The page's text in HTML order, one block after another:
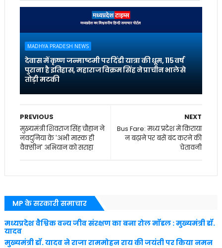
MADHYA PRADESH NEWS
देवास में कृष्ण जन्माष्टमी पर दिंडी यात्रा की धूम, 115 वर्ष
पुराना है इतिहास, महाराज विक्रम सिंह ने प्राचीन भाले से
तोड़ी मटकी
NEXT
Bus Fare: मध्य प्रदेश में किराया
न बढ़ाने पर बसें बंद करने की
चेतावनी
PREVIOUS
मुख्यमंत्री शिवराज सिंह चौहान ने
नवदुनिया के 'अभी मास्क ही
वैक्सीन' अभियान को सराहा
MP के सरकारी समाचार
मध्यप्रदेश वैश्विक वन्य जीव संरक्षण का बना रोल मॉडल : मुख्यमंत्री डॉ.
यादव
मुख्यमंत्री डॉ. यादव ने राजा राममोहन राय की जयंती पर किया नमन